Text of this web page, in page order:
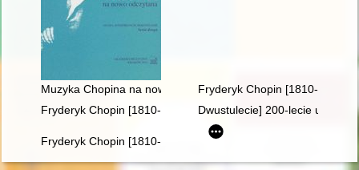
Muzyka Chopina na nowo odczytanaFryderyk Chopin [1810-1849]
Fryderyk Chopin [1810-1849]. Ród i nazwisko jakiego nie
Dwustulecie] 200-lecie urodzin
Fryderyk Chopin [1810-1949]